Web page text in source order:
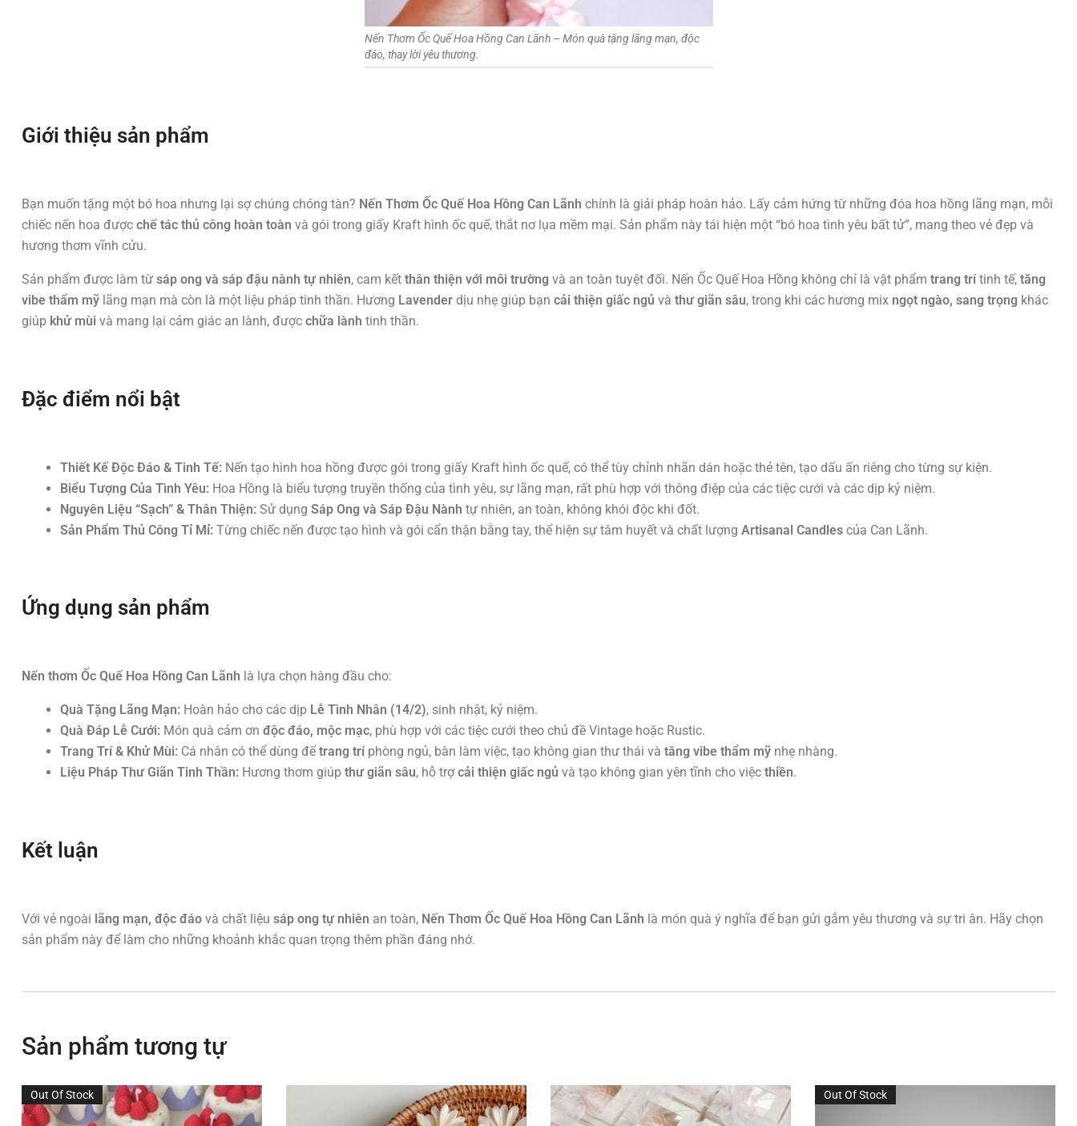
Nến Thơm Ốc Quế Hoa Hồng Can Lãnh – Món quà tặng lãng mạn, độc
đáo, thay lời yêu thương.
Giới thiệu sản phẩm
Bạn muốn tặng một bó hoa nhưng lại sợ chúng chóng tàn? Nến Thơm Ốc Quế Hoa Hồng Can Lãnh chính là giải pháp hoàn hảo. Lấy cảm hứng từ những đóa hoa hồng lãng mạn, mỗi
chiếc nến hoa được chế tác thủ công hoàn toàn và gói trong giấy Kraft hình ốc quế, thắt nơ lụa mềm mại. Sản phẩm này tái hiện một “bó hoa tình yêu bất tử”, mang theo vẻ đẹp và
hương thơm vĩnh cửu.
Sản phẩm được làm từ sáp ong và sáp đậu nành tự nhiên, cam kết thân thiện với môi trường và an toàn tuyệt đối. Nến Ốc Quế Hoa Hồng không chỉ là vật phẩm trang trítinh tế, tăng
vibe thẩm mỹ lãng mạn mà còn là một liệu pháp tinh thần. Hương Lavender dịu nhẹ giúp bạn cải thiện giấc ngủ và thư giãn sâu, trong khi các hương mix ngọt ngào, sang trọng khác
giúp khử mùi và mang lại cảm giác an lành, được chữa lành tinh thần.
Đặc điểm nổi bật
Thiết Kế Độc Đáo & Tinh Tế: Nến tạo hình hoa hồng được gói trong giấy Kraft hình ốc quế, có thể tùy chỉnh nhãn dán hoặc thẻ tên, tạo dấu ấn riêng cho từng sự kiện.
Biểu Tượng Của Tình Yêu: Hoa Hồng là biểu tượng truyền thống của tình yêu, sự lãng mạn, rất phù hợp với thông điệp của các tiệc cưới và các dịp kỷ niệm.
Nguyên Liệu “Sạch” & Thân Thiện: Sử dụng Sáp Ong và Sáp Đậu Nành tự nhiên, an toàn, không khói độc khi đốt.
Sản Phẩm Thủ Công Tỉ Mỉ: Từng chiếc nến được tạo hình và gói cẩn thận bằng tay, thể hiện sự tâm huyết và chất lượng Artisanal Candles của Can Lãnh.
Ứng dụng sản phẩm
Nến thơm Ốc Quế Hoa Hồng Can Lãnh là lựa chọn hàng đầu cho:
Quà Tặng Lãng Mạn: Hoàn hảo cho các dịp Lễ Tình Nhân (14/2), sinh nhật, kỷ niệm.
Quà Đáp Lễ Cưới: Món quà cảm ơn độc đáo, mộc mạc, phù hợp với các tiệc cưới theo chủ đề Vintage hoặc Rustic.
Trang Trí & Khử Mùi: Cá nhân có thể dùng để trang tríphòng ngủ, bàn làm việc, tạo không gian thư thái và tăng vibe thẩm mỹ nhẹ nhàng.
Liệu Pháp Thư Giãn Tinh Thần: Hương thơm giúp thư giãn sâu, hỗ trợcải thiện giấc ngủ và tạo không gian yên tĩnh cho việc thiền.
Kết luận
Với vẻ ngoài lãng mạn, độc đáo và chất liệu sáp ong tự nhiên an toàn, Nến Thơm Ốc Quế Hoa Hồng Can Lãnh là món quà ý nghĩa để bạn gửi gắm yêu thương và sự tri ân. Hãy chọn
sản phẩm này để làm cho những khoảnh khắc quan trọng thêm phần đáng nhớ.
Sản phẩm tương tự
Out Of Stock Out Of Stock